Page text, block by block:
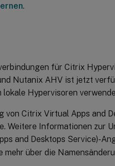
.
für Citrix
Nutanix AHV ist jetzt
lokale Hypervisoren
von Citrix Virtual Apps and
Weitere Informationen zur
and Desktops Service)-
mehr über die